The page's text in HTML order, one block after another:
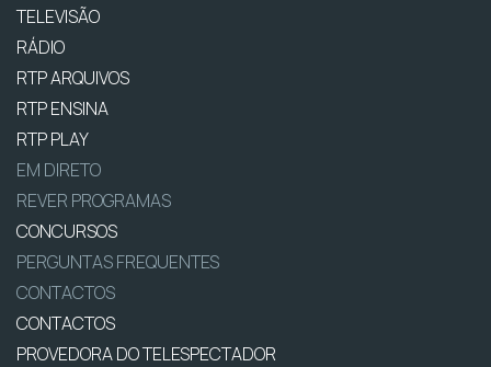
TELEVISÃO
RÁDIO
RTP ARQUIVOS
RTP ENSINA
RTP PLAY
EM DIRETO
REVER PROGRAMAS
CONCURSOS
PERGUNTAS FREQUENTES
CONTACTOS
CONTACTOS
PROVEDORA DO TELESPECTADOR